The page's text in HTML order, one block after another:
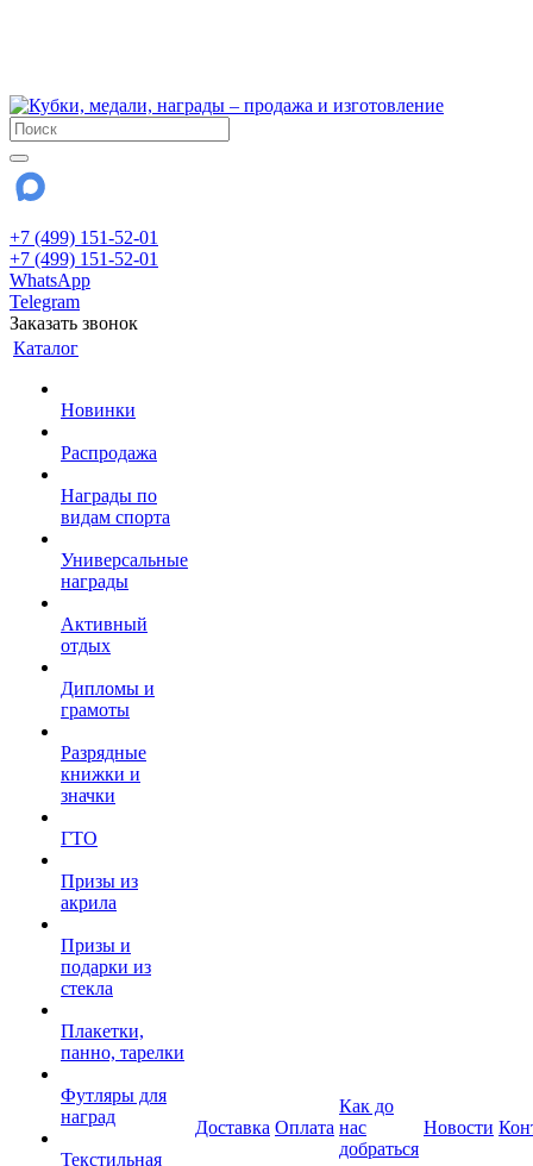
+7 (499) 151-52-01
+7 (499) 151-52-01
WhatsApp
Telegram
Заказать звонок
Каталог
Новинки
Распродажа
Награды по
видам спорта
Универсальные
награды
Активный
отдых
Дипломы и
грамоты
Разрядные
книжки и
значки
ГТО
Призы из
акрила
Призы и
подарки из
стекла
Плакетки,
панно, тарелки
Футляры для
наград
Текстильная
Доставка Оплата
Как до
нас
добраться
Новости